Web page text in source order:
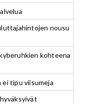
nousu
kohteena
ei tipu viisumeja